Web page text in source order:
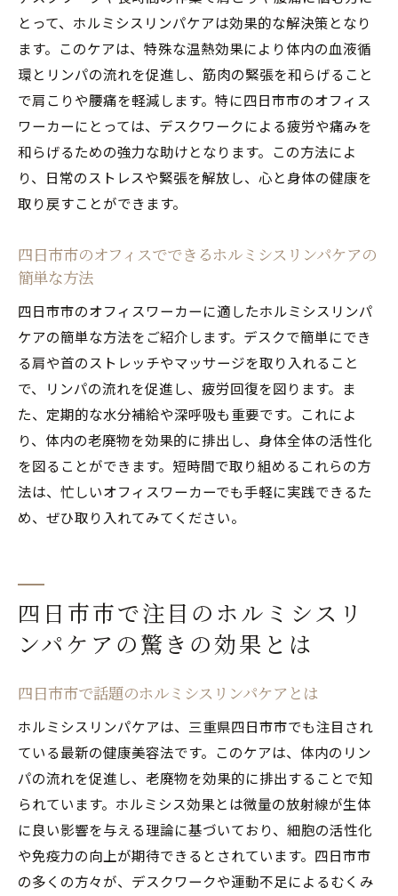
とって、ホルミシスリンパケアは効果的な解決策となり
ます。このケアは、特殊な温熱効果により体内の血液循
環とリンパの流れを促進し、筋肉の緊張を和らげること
で肩こりや腰痛を軽減します。特に四日市市のオフィス
ワーカーにとっては、デスクワークによる疲労や痛みを
和らげるための強力な助けとなります。この方法によ
り、日常のストレスや緊張を解放し、心と身体の健康を
取り戻すことができます。
四日市市のオフィスでできるホルミシスリンパケアの
簡単な方法
四日市市のオフィスワーカーに適したホルミシスリンパ
ケアの簡単な方法をご紹介します。デスクで簡単にでき
る肩や首のストレッチやマッサージを取り入れること
で、リンパの流れを促進し、疲労回復を図ります。ま
た、定期的な水分補給や深呼吸も重要です。これによ
り、体内の老廃物を効果的に排出し、身体全体の活性化
を図ることができます。短時間で取り組めるこれらの方
法は、忙しいオフィスワーカーでも手軽に実践できるた
め、ぜひ取り入れてみてください。
四日市市で注目のホルミシスリ
ンパケアの驚きの効果とは
四日市市で話題のホルミシスリンパケアとは
ホルミシスリンパケアは、三重県四日市市でも注目され
ている最新の健康美容法です。このケアは、体内のリン
パの流れを促進し、老廃物を効果的に排出することで知
られています。ホルミシス効果とは微量の放射線が生体
に良い影響を与える理論に基づいており、細胞の活性化
や免疫力の向上が期待できるとされています。四日市市
の多くの方々が、デスクワークや運動不足によるむくみ